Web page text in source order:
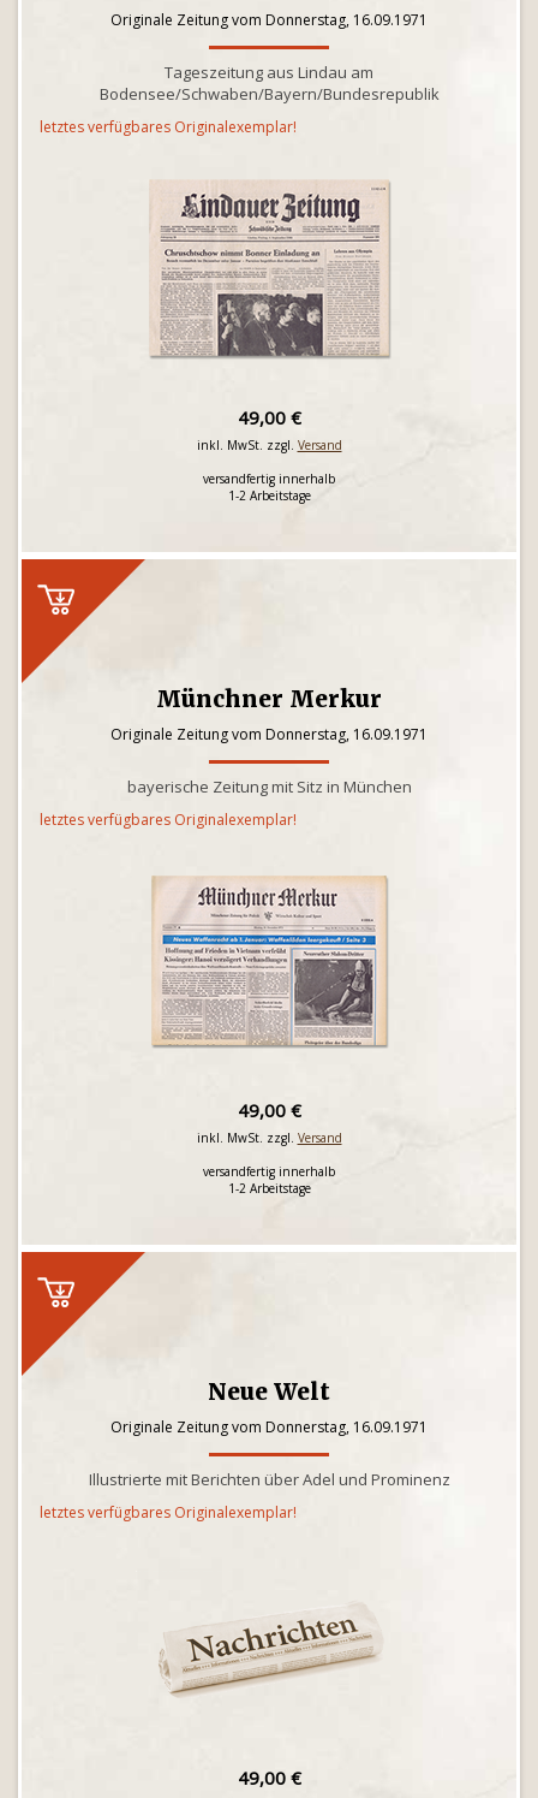
Originale Zeitung vom Donnerstag, 16.09.1971
Tageszeitung aus Lindau am
Bodensee/Schwaben/Bayern/Bundesrepublik
letztes verfügbares Originalexemplar!
49,00 €
inkl. MwSt. zzgl. Versand
versandfertig innerhalb
1-2 Arbeitstage
Münchner Merkur
Originale Zeitung vom Donnerstag, 16.09.1971
bayerische Zeitung mit Sitz in München
letztes verfügbares Originalexemplar!
49,00 €
inkl. MwSt. zzgl. Versand
versandfertig innerhalb
1-2 Arbeitstage
Neue Welt
Originale Zeitung vom Donnerstag, 16.09.1971
Illustrierte mit Berichten über Adel und Prominenz
letztes verfügbares Originalexemplar!
49,00 €